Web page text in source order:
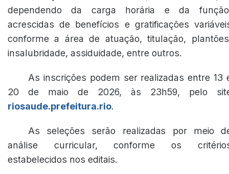
dependendo da carga horária e da
acrescidas de benefícios e gratificações
conforme a área de atuação, titulação,
insalubridade, assiduidade, entre outros.
As inscrições podem ser realizadas entre 13
20 de maio de 2026, às 23h59, pelo
riosaude.prefeitura.rio.
As seleções serão realizadas por meio
análise curricular, conforme os
estabelecidos nos editais.